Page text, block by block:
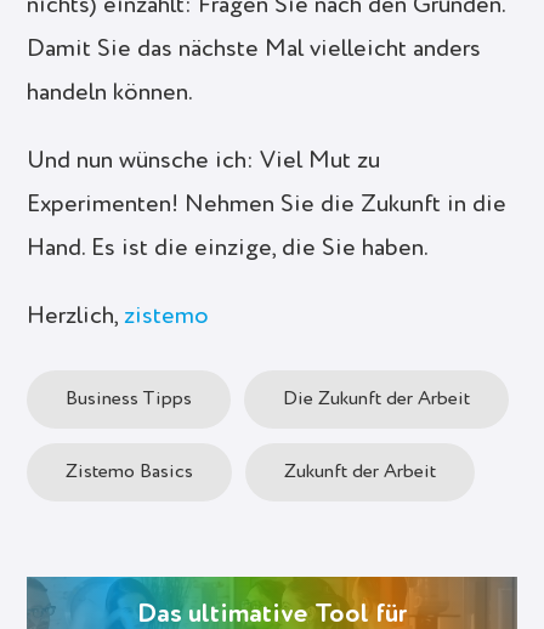
nichts) einzahlt: Fragen Sie nach den Gründen.
Damit Sie das nächste Mal vielleicht anders
handeln können.
Und nun wünsche ich: Viel Mut zu
Experimenten! Nehmen Sie die Zukunft in die
Hand. Es ist die einzige, die Sie haben.
Herzlich,zistemo
Business Tipps Die Zukunft der Arbeit
Zistemo Basics Zukunft der Arbeit
Das ultimative Tool für